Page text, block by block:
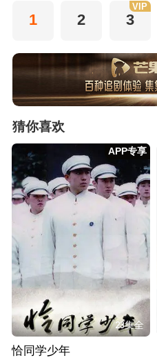
1 2 3
VIP
猜你喜欢
APP专享
23集全
恰同学少年